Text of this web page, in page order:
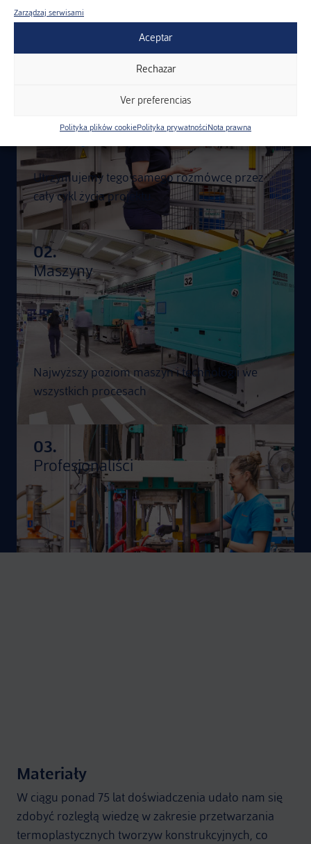
Zarządzaj serwisami
Aceptar
Rechazar
Ver preferencias
Polityka plików cookiePolityka prywatnościNota prawna
01.
Utrzymujemy tego samego rozmówcę przez
cały cykl życia projektu.
02.
Maszyny
Najwyższy poziom maszyn i technologii we
wszystkich procesach
03.
Profesjonaliści
Materiały
W ciągu ponad 75 lat doświadczenia udało nam się
zdobyć rozległą wiedzę w zakresie przetwarzania
termoplastycznych tworzyw konstrukcyjnych, co